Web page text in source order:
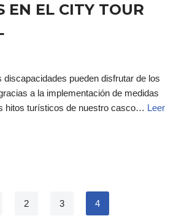
EN EL CITY TOUR
discapacidades pueden disfrutar de los
a la implementación de medidas
hitos turísticos de nuestro casco… Leer
2 3 4